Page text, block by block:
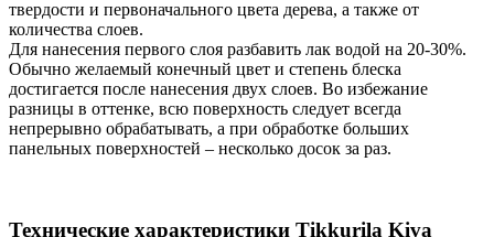
твердости и первоначального цвета дерева, а также от
количества слоев.
Для нанесения первого слоя разбавить лак водой на 20-30%.
Обычно желаемый конечный цвет и степень блеска
достигается после нанесения двух слоев. Во избежание
разницы в оттенке, всю поверхность следует всегда
непрерывно обрабатывать, а при обработке больших
панельных поверхностей – несколько досок за раз.
Технические характеристики Tikkurila Kiva